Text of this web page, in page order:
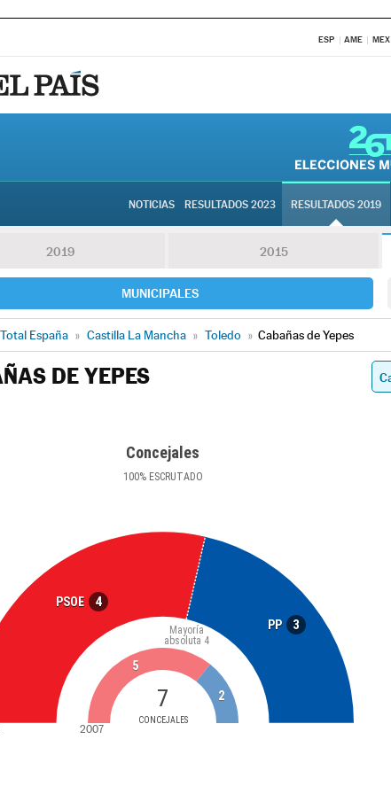
ESP AME MEX
NOTICIAS RESULTADOS 2023 RESULTADOS 2019
2019 2015
MUNICIPALES
Total España » Castilla La Mancha » Toledo » Cabañas de Yepes
DE YEPES
Concejales
100%ESCRUTADO
PSOE 4
PP 3
7
CONCEJALES
Mayoría
absoluta 4
5
2
2007